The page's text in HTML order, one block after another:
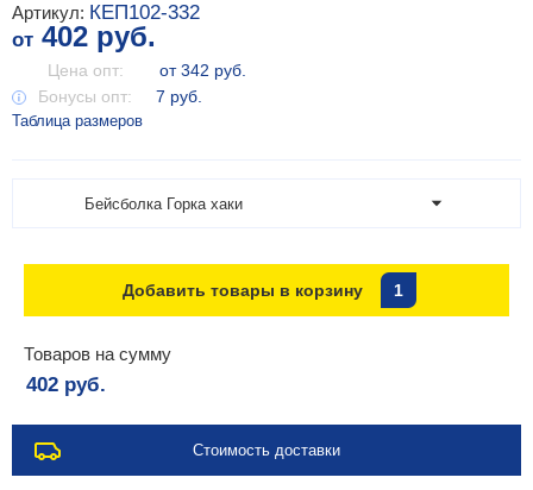
Артикул: КЕП102-332
от 402 руб.
Цена опт:
от 342 руб.
Бонусы опт:
7 руб.
Таблица размеров
Бейсболка Горка хаки
Добавить товары в корзину 1
Товаров на сумму
402 руб.
Стоимость доставки